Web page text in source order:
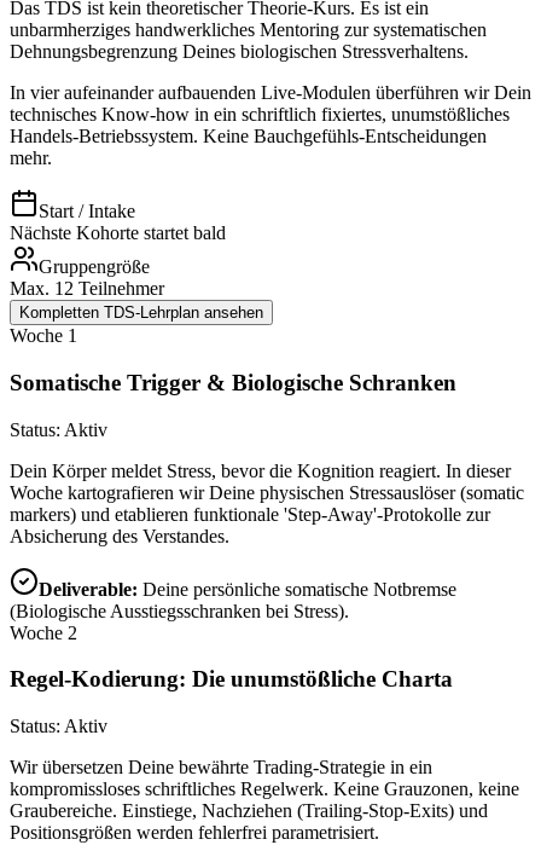
Das TDS ist kein theoretischer Theorie-Kurs. Es ist ein
unbarmherziges handwerkliches Mentoring zur systematischen
Dehnungsbegrenzung Deines biologischen Stressverhaltens.
In vier aufeinander aufbauenden Live-Modulen überführen wir Dein
technisches Know-how in ein schriftlich fixiertes, unumstößliches
Handels-Betriebssystem. Keine Bauchgefühls-Entscheidungen
mehr.
Start / Intake
Nächste Kohorte startet bald
Gruppengröße
Max. 12 Teilnehmer
Kompletten TDS-Lehrplan ansehen
Woche 1
Somatische Trigger & Biologische Schranken
Status: Aktiv
Dein Körper meldet Stress, bevor die Kognition reagiert. In dieser
Woche kartografieren wir Deine physischen Stressauslöser (somatic
markers) und etablieren funktionale 'Step-Away'-Protokolle zur
Absicherung des Verstandes.
Deliverable: Deine persönliche somatische Notbremse
(Biologische Ausstiegsschranken bei Stress).
Woche 2
Regel-Kodierung: Die unumstößliche Charta
Status: Aktiv
Wir übersetzen Deine bewährte Trading-Strategie in ein
kompromissloses schriftliches Regelwerk. Keine Grauzonen, keine
Graubereiche. Einstiege, Nachziehen (Trailing-Stop-Exits) und
Positionsgrößen werden fehlerfrei parametrisiert.